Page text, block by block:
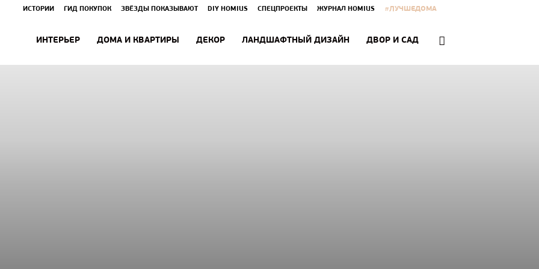
ИСТОРИИ ГИД ПОКУПОК ЗВЁЗДЫ ПОКАЗЫВАЮТ DIY HOMIUS СПЕЦПРОЕКТЫ ЖУРНАЛ HOMIUS #ЛУЧШЕДОМА
ИНТЕРЬЕР ДОМА И КВАРТИРЫ ДЕКОР ЛАНДШАФТНЫЙ ДИЗАЙН ДВОР И САД